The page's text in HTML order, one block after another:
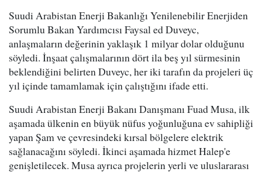
Suudi Arabistan Enerji Bakanlığı Yenilenebilir Enerjiden
Sorumlu Bakan Yardımcısı Faysal ed Duveyc,
anlaşmaların değerinin yaklaşık 1 milyar dolar olduğunu
söyledi. İnşaat çalışmalarının dört ila beş yıl sürmesinin
beklendiğini belirten Duveyc, her iki tarafın da projeleri üç
yıl içinde tamamlamak için çalıştığını ifade etti.
Suudi Arabistan Enerji Bakanı Danışmanı Fuad Musa, ilk
aşamada ülkenin en büyük nüfus yoğunluğuna ev sahipliği
yapan Şam ve çevresindeki kırsal bölgelere elektrik
sağlanacağını söyledi. İkinci aşamada hizmet Halep'e
genişletilecek. Musa ayrıca projelerin yerli ve uluslararası